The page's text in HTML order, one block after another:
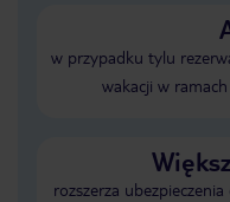
w przypadku tylu
wakacji w
rozszerza